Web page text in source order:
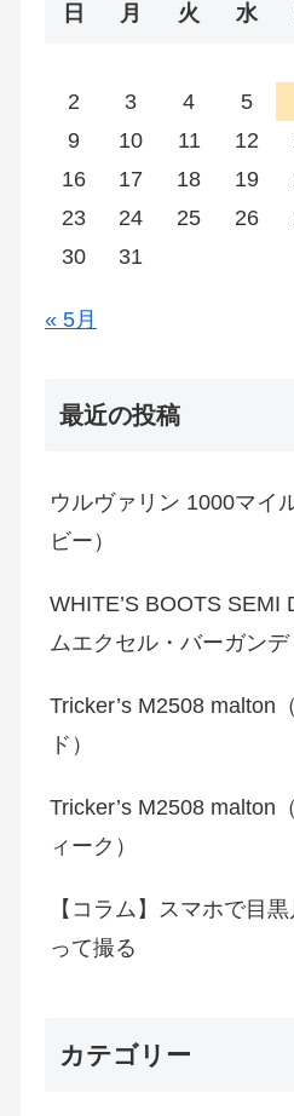
日 月 火 水
2
3 4 5
9
10 11 12
16
17 18 19
23
24 25 26
30
31
« 5月
最近の投稿
ウルヴァリン 1000マイ
ビー）
WHITE’S BOOTS SEMI
ムエクセル・バーガンデ
Tricker’s M2508 malton
ド）
Tricker’s M2508 malton
ィーク）
【コラム】スマホで目
って撮る
カテゴリー